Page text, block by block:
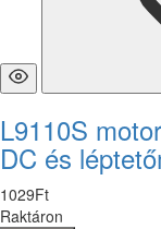
L9110S
DC és
1029Ft
Raktáron